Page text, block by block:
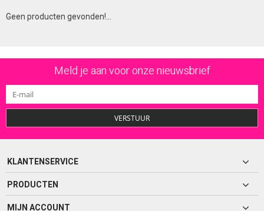
Geen producten gevonden!...
Meld je aan voor onze nieuwsbrief
VERSTUUR
KLANTENSERVICE
PRODUCTEN
MIJN ACCOUNT